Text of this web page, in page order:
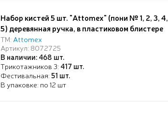
Набор кистей 5 шт. "Attomex" (пони № 1, 2, 3, 4,
5) деревянная ручка, в пластиковом блистере
ТМ: Attomex
Артикул: 8072725
В наличии: 468 шт.
Трикотажников 3: 417 шт.
Фестивальная:51 шт.
В упаковке: по 12 шт